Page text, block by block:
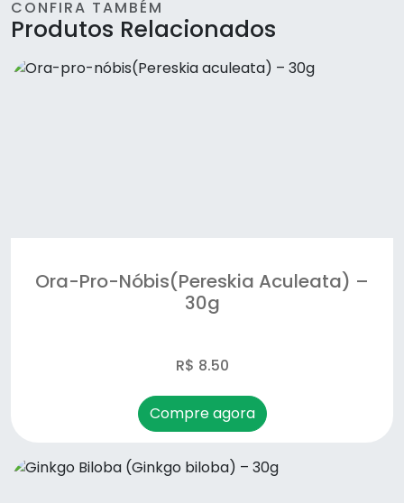
Long jack - Sunfood
CONFIRA TAMBÉM
Produtos Relacionados
Ora-Pro-Nóbis(Pereskia Aculeata) –
30g
R$ 8.50
Compre agora